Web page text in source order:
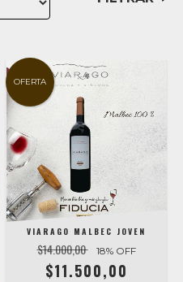
OFERTA
VIARAGO MALBEC JOVEN
$14.000,00 18% OFF
$11.500,00